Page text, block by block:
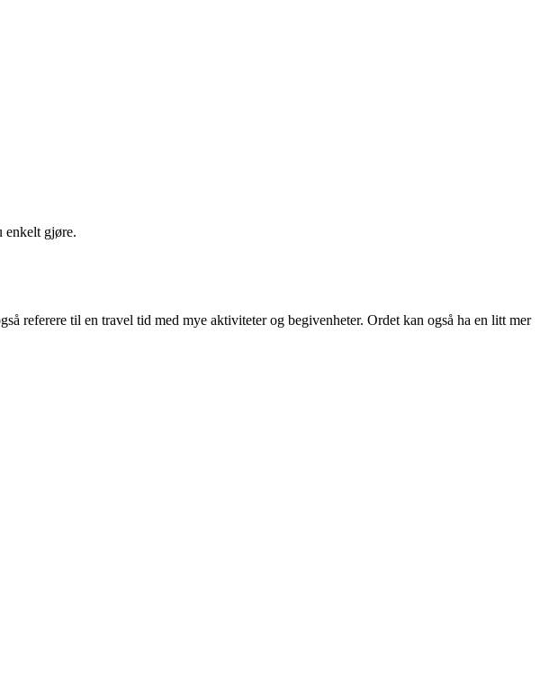
enkelt gjøre.
referere til en travel tid med mye aktiviteter og begivenheter. Ordet kan også ha en litt mer